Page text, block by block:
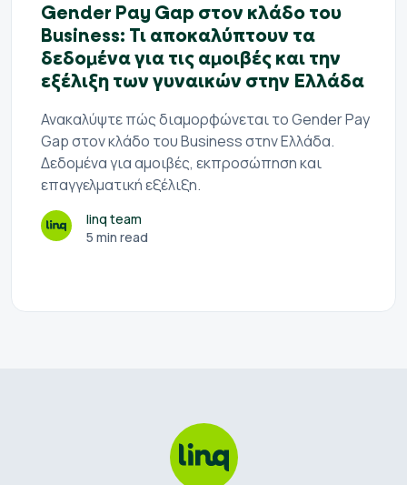
Gender Pay Gap στον κλάδο του
Business: Τι αποκαλύπτουν τα
δεδομένα για τις αμοιβές και την
εξέλιξη των γυναικών στην Ελλάδα
Ανακαλύψτε πώς διαμορφώνεται το Gender Pay
Gap στον κλάδο του Business στην Ελλάδα.
Δεδομένα για αμοιβές, εκπροσώπηση και
επαγγελματική εξέλιξη.
linq team
5 min read